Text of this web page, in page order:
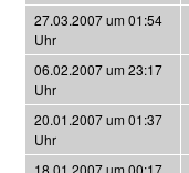
27.03.2007 um 01:54
Uhr
06.02.2007 um 23:17
Uhr
20.01.2007 um 01:37
Uhr
18.01.2007 um 00:17